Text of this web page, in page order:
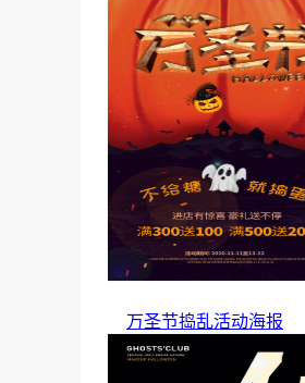
万圣节捣乱活动海报